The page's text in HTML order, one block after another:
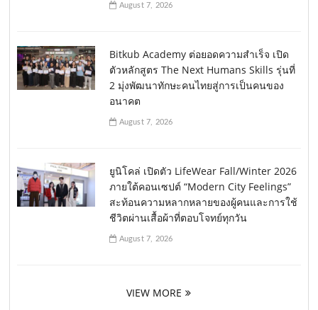
August 7, 2026
Bitkub Academy ต่อยอดความสำเร็จ เปิด
ตัวหลักสูตร The Next Humans Skills รุ่นที่
2 มุ่งพัฒนาทักษะคนไทยสู่การเป็นคนของ
อนาคต
August 7, 2026
ยูนิโคล่ เปิดตัว LifeWear Fall/Winter 2026
ภายใต้คอนเซปต์ “Modern City Feelings”
สะท้อนความหลากหลายของผู้คนและการใช้
ชีวิตผ่านเสื้อผ้าที่ตอบโจทย์ทุกวัน
August 7, 2026
VIEW MORE